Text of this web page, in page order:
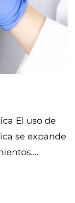
El uso de
se expande